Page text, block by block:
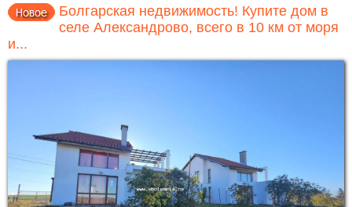
Болгарская недвижимость! Купите дом в
селе Александрово, всего в 10 км от моря
и...